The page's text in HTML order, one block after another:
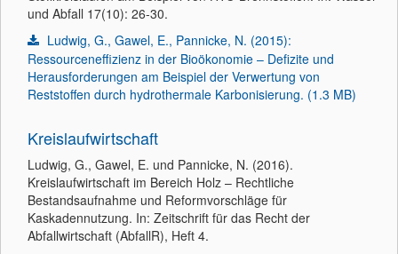
und Abfall 17(10): 26-30.
Ludwig, G., Gawel, E., Pannicke, N. (2015):
Ressourceneffizienz in der Bioökonomie – Defizite und
Herausforderungen am Beispiel der Verwertung von
Reststoffen durch hydrothermale Karbonisierung. (1.3 MB)
Kreislaufwirtschaft
Ludwig, G., Gawel, E. und Pannicke, N. (2016).
Kreislaufwirtschaft im Bereich Holz – Rechtliche
Bestandsaufnahme und Reformvorschläge für
Kaskadennutzung. In: Zeitschrift für das Recht der
Abfallwirtschaft (AbfallR), Heft 4.